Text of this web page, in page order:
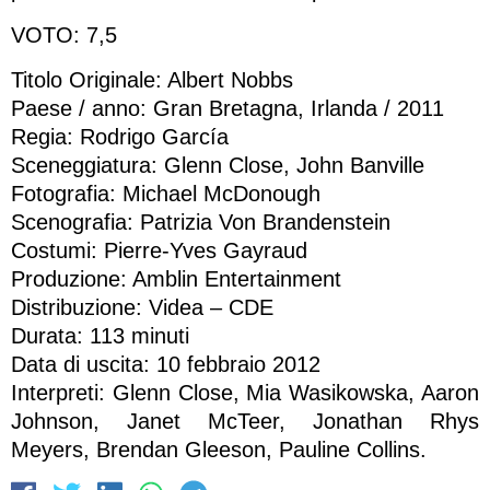
VOTO: 7,5
Titolo Originale: Albert Nobbs
Paese / anno: Gran Bretagna, Irlanda / 2011
Regia: Rodrigo García
Sceneggiatura: Glenn Close, John Banville
Fotografia: Michael McDonough
Scenografia: Patrizia Von Brandenstein
Costumi: Pierre-Yves Gayraud
Produzione: Amblin Entertainment
Distribuzione: Videa – CDE
Durata: 113 minuti
Data di uscita: 10 febbraio 2012
Interpreti: Glenn Close, Mia Wasikowska, Aaron
Johnson, Janet McTeer, Jonathan Rhys
Meyers, Brendan Gleeson, Pauline Collins.